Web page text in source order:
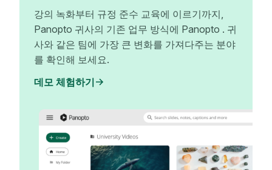
강의 녹화부터 규정 준수 교육에 이르기까지,
Panopto 귀사의 기존 업무 방식에 Panopto . 귀
사와 같은 팀에 가장 큰 변화를 가져다주는 분야
를 확인해 보세요.
데모 체험하기